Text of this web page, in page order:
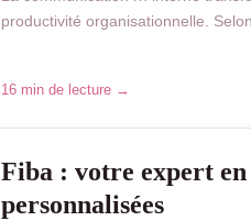
productivité organisationnelle.
16 min de lecture →
Fiba : votre expert
personnalisées